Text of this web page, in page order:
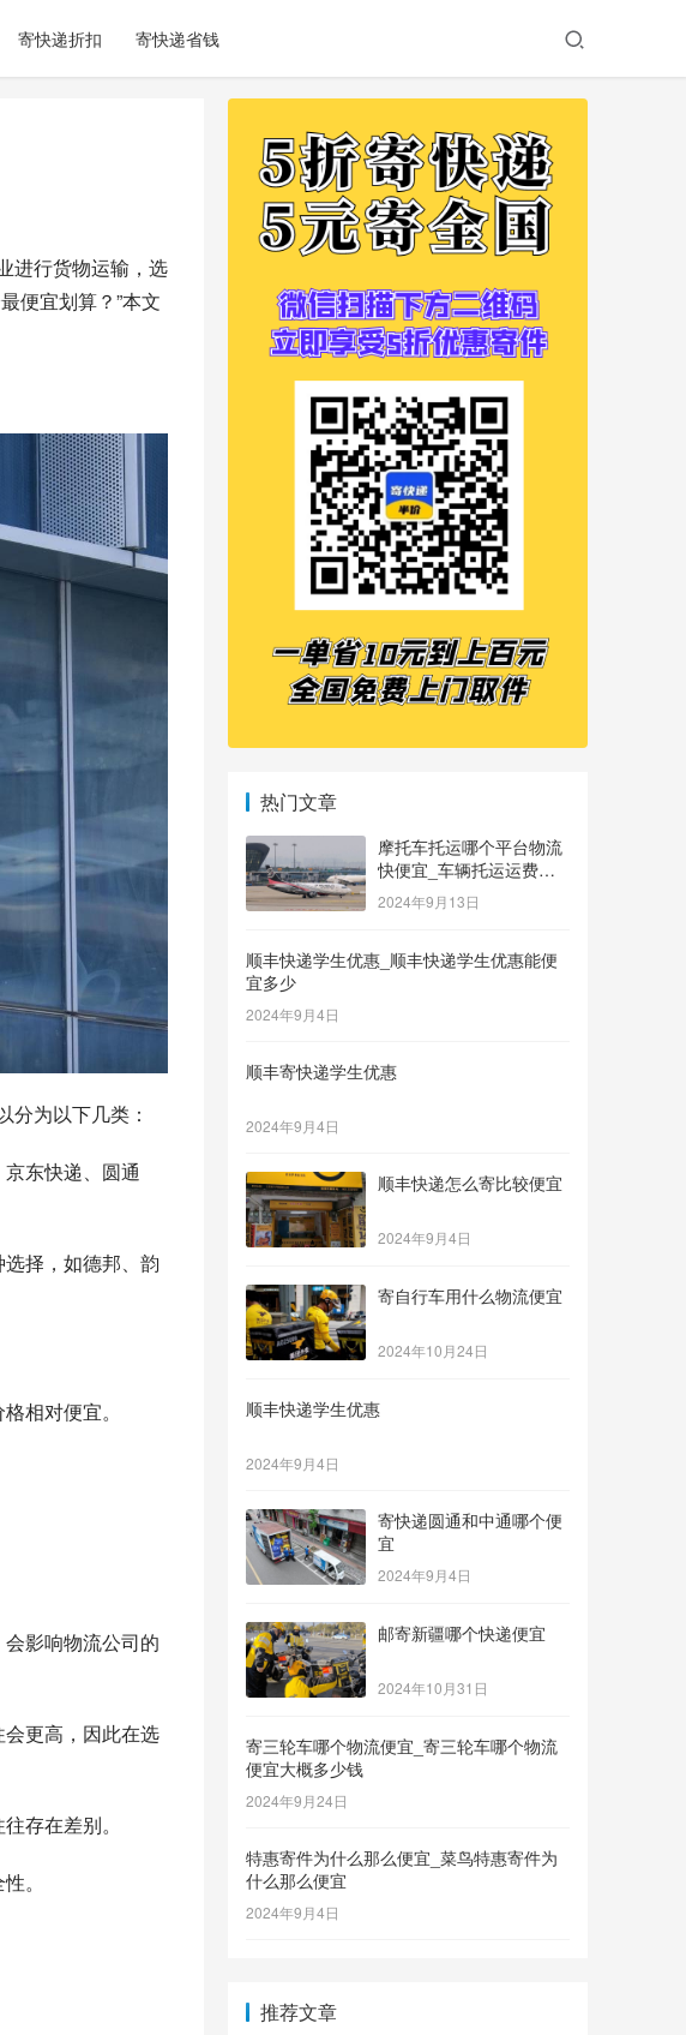
寄快递折扣 寄快递省钱
进行货物运输，选
便宜划算？”本文
为以下几类：
东快递、圆通
择，如德邦、韵
相对便宜。
影响物流公司的
更高，因此在选
存在差别。
。
热门文章
摩托车托运哪个平台物流
快便宜_车辆托运运费价
格表
2024年9月13日
顺丰快递学生优惠_顺丰快递学生优惠能便
宜多少
2024年9月4日
顺丰寄快递学生优惠
2024年9月4日
顺丰快递怎么寄比较便宜
2024年9月4日
寄自行车用什么物流便宜
2024年10月24日
顺丰快递学生优惠
2024年9月4日
寄快递圆通和中通哪个便
宜
2024年9月4日
邮寄新疆哪个快递便宜
2024年10月31日
寄三轮车哪个物流便宜_寄三轮车哪个物流
便宜大概多少钱
2024年9月24日
特惠寄件为什么那么便宜_菜鸟特惠寄件为
什么那么便宜
2024年9月4日
推荐文章